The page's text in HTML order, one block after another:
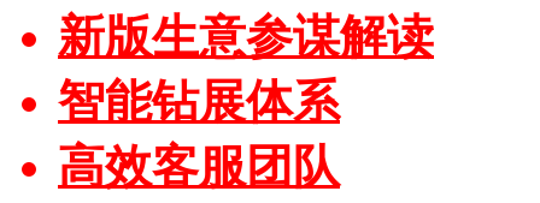
新版生意参谋解读
智能钻展体系
高效客服团队